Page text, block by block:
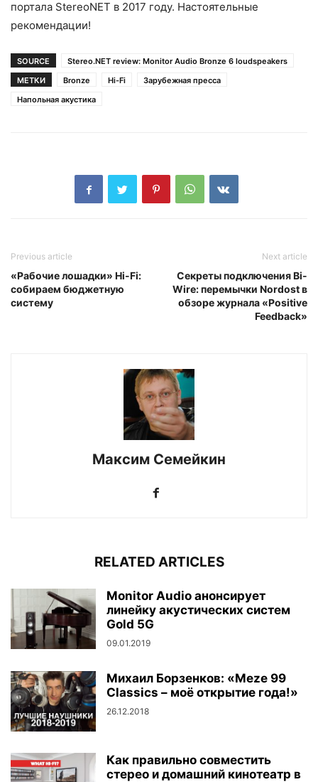
портала StereoNET в 2017 году. Настоятельные
рекомендации!
SOURCE
Stereo.NET review: Monitor Audio Bronze 6 loudspeakers
МЕТКИ
Bronze Hi-Fi
Зарубежная пресса
Напольная акустика
Previous article
«Рабочие лошадки» Hi-Fi:
собираем бюджетную
систему
Next article
Секреты подключения Bi-
Wire: перемычки Nordost в
обзоре журнала «Positive
Feedback»
Максим Семейкин
RELATED ARTICLES
Monitor Audio анонсирует
линейку акустических систем
Gold 5G
09.01.2019
Михаил Борзенков: «Meze 99
Classics – моё открытие года!»
26.12.2018
Как правильно совместить
стерео и домашний кинотеатр в